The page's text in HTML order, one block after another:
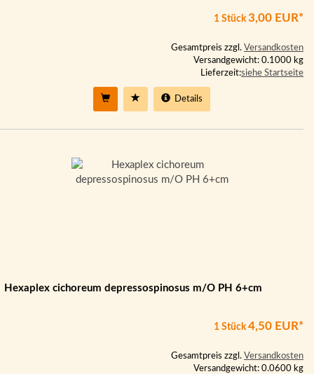
1 Stück3,00 EUR*
Gesamtpreis zzgl. Versandkosten
Versandgewicht: 0.1000 kg
Lieferzeit:siehe Startseite
Details
Hexaplex cichoreum depressospinosus m/O PH 6+cm
1 Stück4,50 EUR*
Gesamtpreis zzgl. Versandkosten
Versandgewicht: 0.0600 kg